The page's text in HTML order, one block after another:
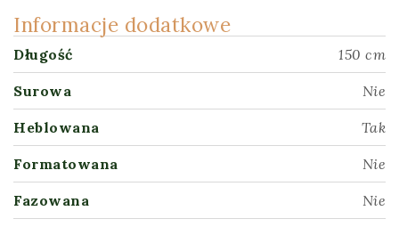
Informacje dodatkowe
Długość 150 cm
Surowa Nie
Heblowana Tak
Formatowana Nie
Fazowana Nie